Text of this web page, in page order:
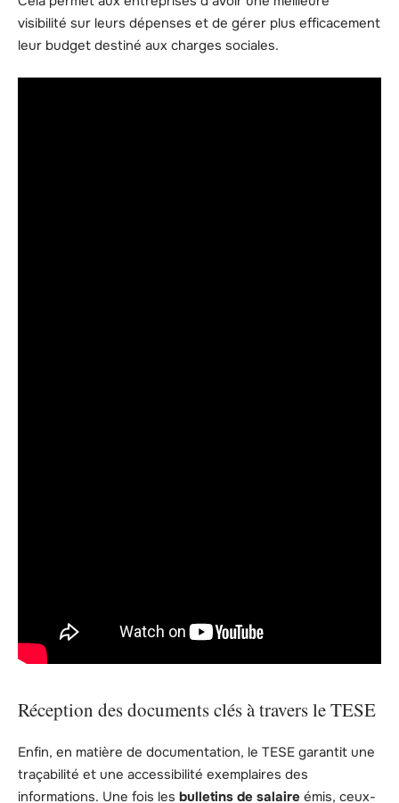
visibilité sur leurs dépenses et de gérer plus efficacement
leur budget destiné aux charges sociales.
Réception des documents clés à travers le TESE
Enfin, en matière de documentation, le TESE garantit une
traçabilité et une accessibilité exemplaires des
informations. Une fois les bulletins de salaire émis, ceux-